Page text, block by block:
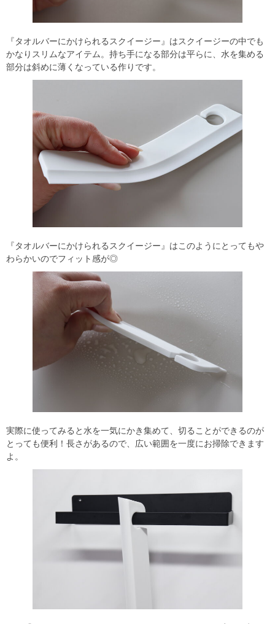
『タオルバーにかけられるスクイージー』はスクイージーの中でも
かなりスリムなアイテム。持ち手になる部分は平らに、水を集める
部分は斜めに薄くなっている作りです。
『タオルバーにかけられるスクイージー』はこのようにとってもや
わらかいのでフィット感が◎
実際に使ってみると水を一気にかき集めて、切ることができるのが
とっても便利！長さがあるので、広い範囲を一度にお掃除できます
よ。